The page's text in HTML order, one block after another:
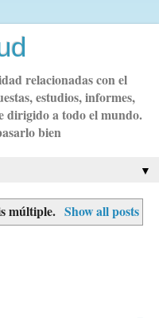
relacionadas con el
estudios, informes,
dirigido a todo el mundo.
bien
▼
múltiple. Show all posts